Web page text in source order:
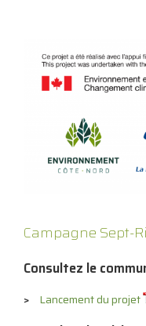
Campagne Sept-
Consultez le
Lancement du projet